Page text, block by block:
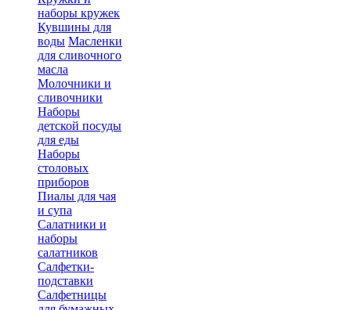
наборы кружек
Кувшины для
воды Масленки
для сливочного
масла
Молочники и
сливочники
Наборы
детской посуды
для еды
Наборы
столовых
приборов
Пиалы для чая
и супа
Салатники и
наборы
салатников
Салфетки-
подставки
Салфетницы